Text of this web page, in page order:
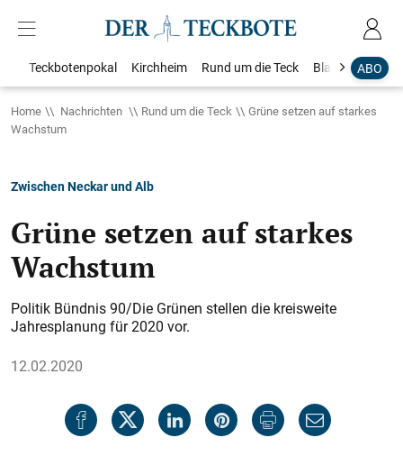
ABO
Teckbotenpokal Kirchheim Rund um die Teck Blaulicht
Home Nachrichten Rund um die Teck
Grüne setzen auf starkes
Wachstum
Zwischen Neckar und Alb
Grüne setzen auf starkes
Wachstum
Politik Bündnis 90/Die Grünen stellen die kreisweite
Jahresplanung für 2020 vor.
12.02.2020